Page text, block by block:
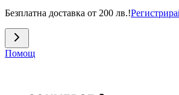
Безплатна доставка от 200 лв.!
Помощ